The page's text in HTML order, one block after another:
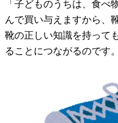
「子どものうちは、食べ
んで買い与えますから、
靴の正しい知識を持って
ることにつながるのです。